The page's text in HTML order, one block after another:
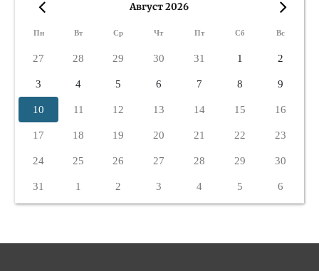
Август 2026
Пн Вт Ср Чт Пт Сб Вс
27 28 29 30 31 1 2
3 4 5 6 7 8 9
10 11 12 13 14 15 16
17 18 19 20 21 22 23
24 25 26 27 28 29 30
31 1 2 3 4 5 6